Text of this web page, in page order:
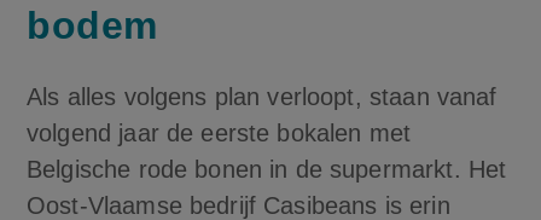
bodem
Als alles volgens plan verloopt, staan vanaf
volgend jaar de eerste bokalen met
Belgische rode bonen in de supermarkt. Het
Oost-Vlaamse bedrijf Casibeans is erin